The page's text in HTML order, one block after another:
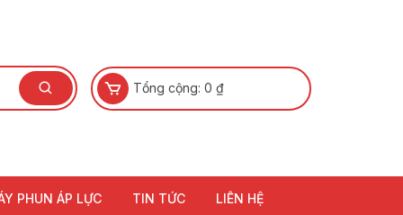
Tổng cộng: 0 ₫
PHUN ÁP LỰC TIN TỨC LIÊN HỆ